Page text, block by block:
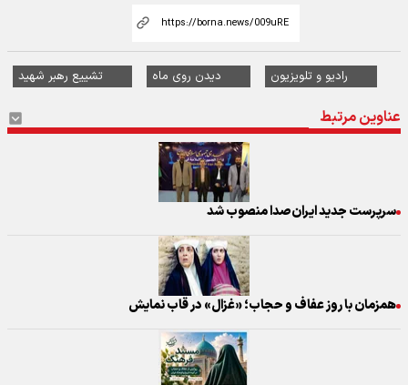
رادیو و تلویزیون دیدن روی ماه تشییع رهبر شهید
عناوین مرتبط
سرپرست جدید ایران‌صدا منصوب شد
همزمان با روز عفاف و حجاب؛ «غزال» در قاب نمایش